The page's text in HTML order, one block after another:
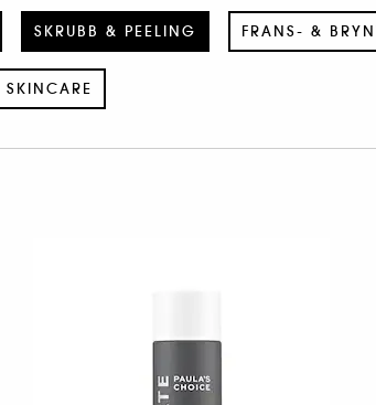
SKRUBB & PEELING FRANS- &